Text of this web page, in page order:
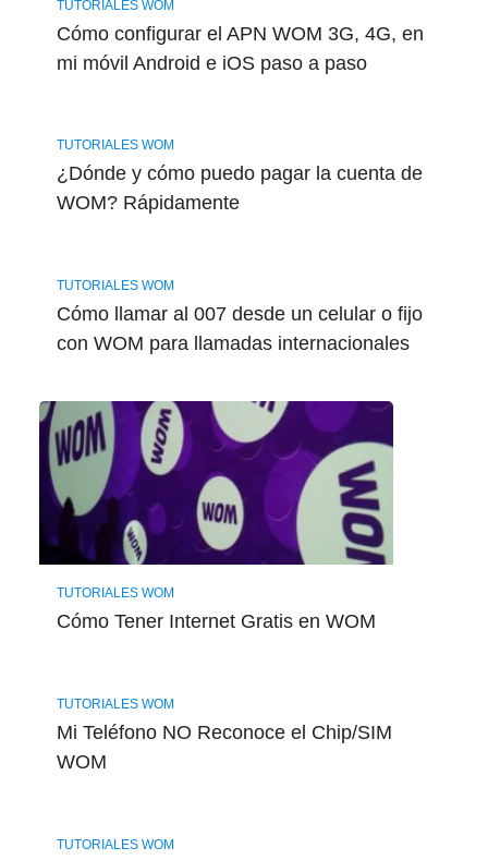
TUTORIALES WOM
Cómo configurar el APN WOM 3G, 4G, en
mi móvil Android e iOS paso a paso
TUTORIALES WOM
¿Dónde y cómo puedo pagar la cuenta de
WOM? Rápidamente
TUTORIALES WOM
Cómo llamar al 007 desde un celular o fijo
con WOM para llamadas internacionales
TUTORIALES WOM
Cómo Tener Internet Gratis en WOM
TUTORIALES WOM
Mi Teléfono NO Reconoce el Chip/SIM
WOM
TUTORIALES WOM